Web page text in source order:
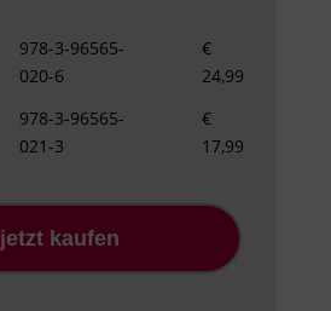
978-3-96565-
020-6
€
24,99
978-3-96565-
021-3
€
17,99
jetzt kaufen